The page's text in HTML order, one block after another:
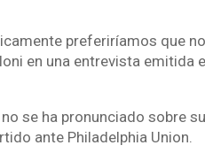
preferiríamos que
en una entrevista emitida
se ha pronunciado sobre
ante Philadelphia Union.